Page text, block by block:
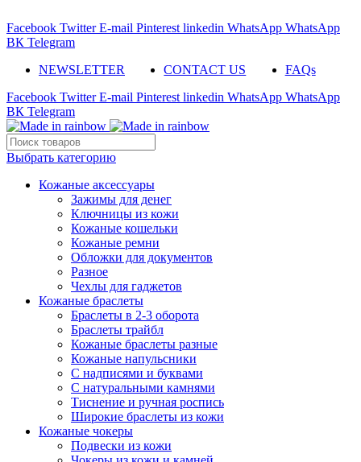
Facebook Twitter E-mail Pinterest linkedin WhatsApp WhatsApp
ВК Telegram
NEWSLETTER
CONTACT US
FAQs
Facebook Twitter E-mail Pinterest linkedin WhatsApp WhatsApp
ВК Telegram
Выбрать категорию
Кожаные аксессуары
Зажимы для денег
Ключницы из кожи
Кожаные кошельки
Кожаные ремни
Обложки для документов
Разное
Чехлы для гаджетов
Кожаные браслеты
Браслеты в 2-3 оборота
Браслеты трайбл
Кожаные браслеты разные
Кожаные напульсники
С надписями и буквами
С натуральными камнями
Тиснение и ручная роспись
Широкие браслеты из кожи
Кожаные чокеры
Подвески из кожи